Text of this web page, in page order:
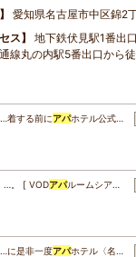
愛知県名古屋市中区錦2
ス
地下鉄伏見駅1番出
線丸の内駅5番出口から
…着する前にアパホテル公式…
…。 [ VODアパルームシア…
…に是非一度アパホテル〈名…